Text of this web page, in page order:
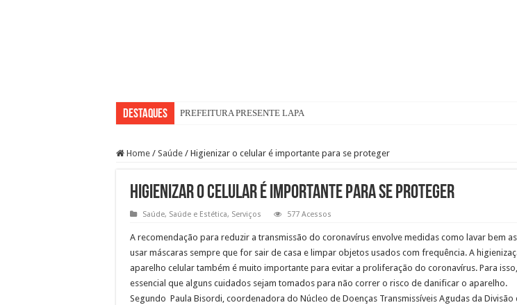
Destaques PREFEITURA PRESENTE LAPA
Home / Saúde / Higienizar o celular é importante para se proteger
Higienizar o celular é importante para se proteger
Saúde, Saúde e Estética, Serviços 577 Acessos
A recomendação para reduzir a transmissão do coronavírus envolve medidas como lavar bem
usar máscaras sempre que for sair de casa e limpar objetos usados com frequência. A
aparelho celular também é muito importante para evitar a proliferação do coronavírus. Para
essencial que alguns cuidados sejam tomados para não correr o risco de danificar o aparelho.
Segundo Paula Bisordi, coordenadora do Núcleo de Doenças Transmissíveis Agudas da Divisão